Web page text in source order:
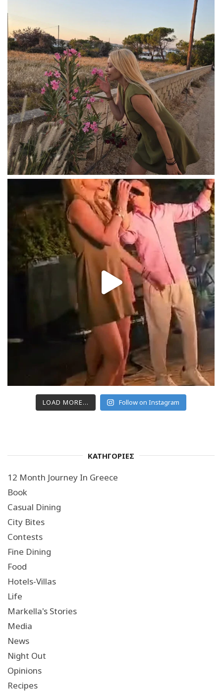
LOAD MORE... Follow on Instagram
ΚΑΤΗΓΟΡΙΕΣ
12 Month Journey In Greece
Book
Casual Dining
City Bites
Contests
Fine Dining
Food
Hotels-Villas
Life
Markella's Stories
Media
News
Night Out
Opinions
Recipes